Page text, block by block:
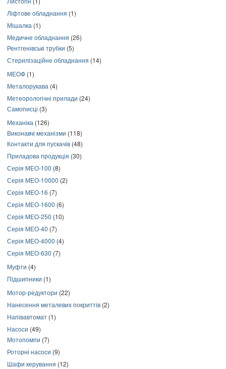
Ліфтове обладнання (1)
Мішалка (1)
Медичне обладнання (26)
Рентгенівські трубки (5)
Стерилізаційне обладнання (14)
МЕОФ (1)
Металорукава (4)
Метеорологічні прилади (24)
Самописці (3)
Механіка (126)
Виконавчі механізми (118)
Контакти для пускачів (48)
Приладова продукція (30)
Серія МЕО-100 (8)
Серія МЕО-10000 (2)
Серія МЕО-16 (7)
Серія МЕО-1600 (6)
Серія МЕО-250 (10)
Серія МЕО-40 (7)
Серія МЕО-4000 (4)
Серія МЕО-630 (7)
Муфти (4)
Підшипники (1)
Мотор-редуктори (22)
Нанесення металевих покриттів (2)
Напівавтомат (1)
Насоси (49)
Мотопомпи (7)
Роторні насоси (9)
Шафи керування (12)